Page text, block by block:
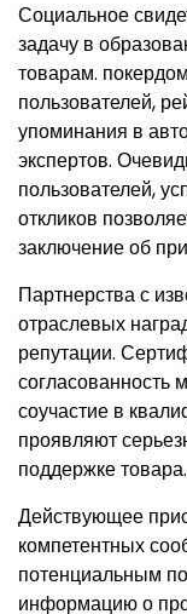
Социальное
задачу в
товарам.
пользователей,
упоминания в
экспертов.
пользователей,
откликов
заключение об
Партнерства с
отраслевых
репутации.
соучастие в
проявляют
поддержке товара.
Действующее
компетентных
потенциальным
информацию о